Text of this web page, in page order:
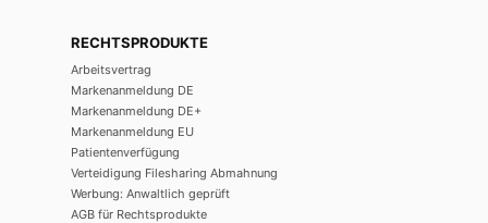
RECHTSPRODUKTE
Arbeitsvertrag
Markenanmeldung DE
Markenanmeldung DE+
Markenanmeldung EU
Patientenverfügung
Verteidigung Filesharing Abmahnung
Werbung: Anwaltlich geprüft
AGB für Rechtsprodukte